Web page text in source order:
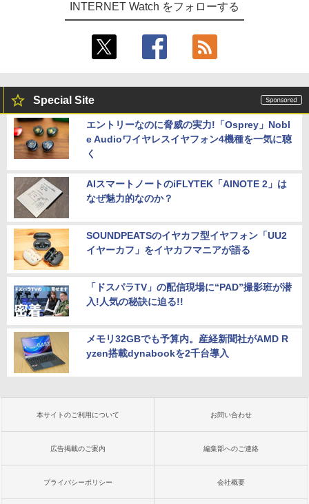
INTERNET Watch をフォローする
Special Site
エントリーなのに脅威の実力!「Osprey」Nobl
e Audioワイヤレスイヤフォン4機種を一気に聴
く
AIスマートノートのiFLYTEK「AINOTE 2」は
なぜ魅力的なのか？
SOUNDPEATSのイヤカフ型イヤフォン「UU2
イヤーカフ」をイヤカフマニアが語る
「ドスパラTV」の配信現場に“PAD”撮影班が潜
入!人気の秘訣に迫る!!
メモリ32GBでも予算内。産経新聞社がAMD R
yzen搭載dynabookを2千台導入
本サイトのご利用について お問い合わせ
広告掲載のご案内 編集部へのご連絡
プライバシーポリシー 会社概要